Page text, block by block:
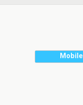
Mobile